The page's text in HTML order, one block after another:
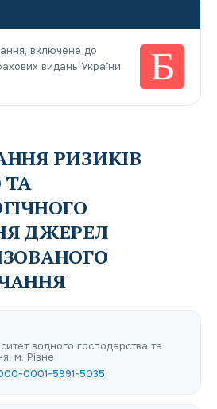
РИЗИКІВ
ТА
ДЖЕРЕЛ
водного господарства та
м. Рівне
0001-5991-5035
включене до
видань України